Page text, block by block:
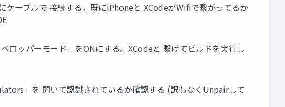
ーブルで 接続する。既にiPhoneと XCodeがWifiで繋がってるか
ッパーモード」をONにする。XCodeと 繋げてビルドを実行し
」を 開いて認識されているか確認する (訳もなくUnpairして